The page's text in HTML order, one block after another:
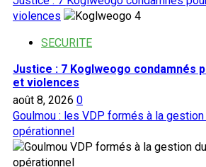
violences
4
SECURITE
Justice : 7 Koglweogo condamnés
et violences
août 8, 2026 0
Goulmou : les VDP formés à la
opérationnel